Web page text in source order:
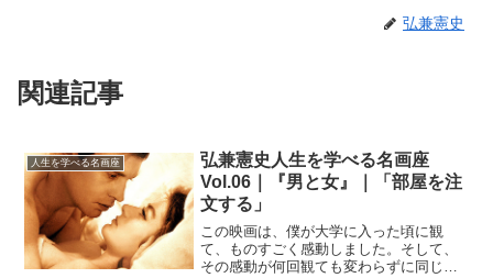
弘兼憲史
関連記事
人生を学べる名画座
弘兼憲史人生を学べる名画座
Vol.06｜『男と女』｜「部屋を注
文する」
この映画は、僕が大学に入った頃に観
て、ものすごく感動しました。そして、
その感動が何回観ても変わらずに同じよ